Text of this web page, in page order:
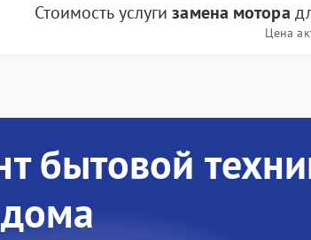
Стоимость услугизамена мотора
Цена
бытовой